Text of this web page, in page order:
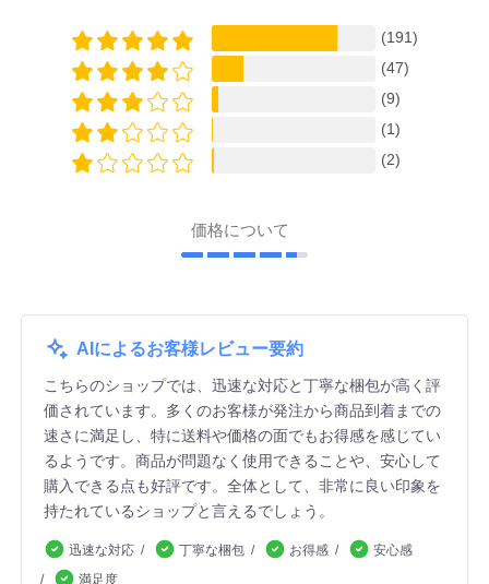
(191)
(47)
(9)
(1)
(2)
価格について
AIによるお客様レビュー要約
こちらのショップでは、迅速な対応と丁寧な梱包が高く評
価されています。多くのお客様が発注から商品到着までの
速さに満足し、特に送料や価格の面でもお得感を感じてい
るようです。商品が問題なく使用できることや、安心して
購入できる点も好評です。全体として、非常に良い印象を
持たれているショップと言えるでしょう。
迅速な対応 丁寧な梱包 お得感
安心感
満足度